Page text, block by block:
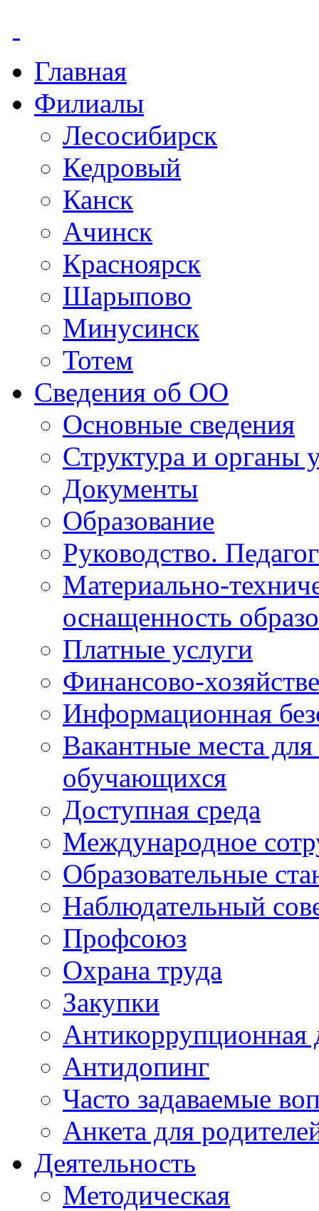
Главная
Филиалы
Лесосибирск
Кедровый
Канск
Ачинск
Красноярск
Шарыпово
Минусинск
Тотем
Сведения об ОО
Основные сведения
Структура и органы
Документы
Образование
Руководство.
Материально-
оснащенность
Платные услуги
Финансово-
Информационная
Вакантные места
обучающихся
Доступная среда
Международное
Образовательные
Наблюдательный
Профсоюз
Охрана труда
Закупки
Антикоррупционная
Антидопинг
Часто задаваемые
Анкета для
Деятельность
Методическая